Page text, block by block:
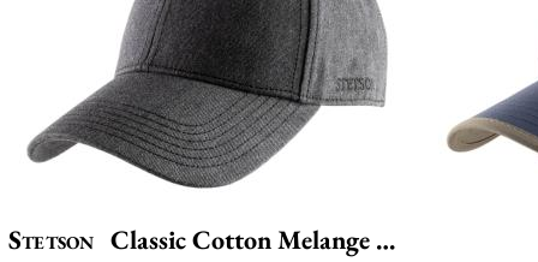
Stetson Classic Cotton Melange Cap